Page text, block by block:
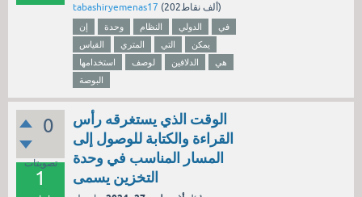
tabashiryemenas17 ( 202ألف نقاط)
إن وحدة النظام الدولي
في
القياس
المتري التي
يمكن
استخدامها
لوصف الدلافين
هي
البوصة
0
تصويتات
1
الوقت الذي يستغرقه رأس
القراءة والكتابة للوصول إلى
المسار المناسب في وحدة
التخزين يسمى